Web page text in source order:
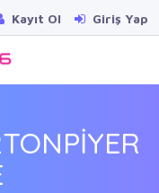
Kayıt Ol Giriş Yap